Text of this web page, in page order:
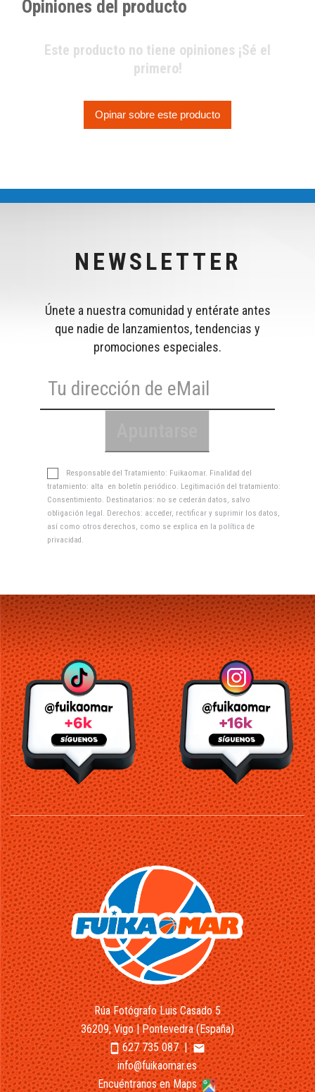
Opiniones del producto
Este producto no tiene opiniones ¡Sé el
primero!
Opinar sobre este producto
NEWSLETTER
Únete a nuestra comunidad y entérate antes
que nadie de lanzamientos, tendencias y
promociones especiales.
Responsable del Tratamiento: Fuikaomar. Finalidad del
tratamiento: alta en boletín periódico. Legitimación del tratamiento:
Consentimiento. Destinatarios: no se cederán datos, salvo
obligación legal. Derechos: acceder, rectificar y suprimir los datos,
así como otros derechos, como se explica en la política de
privacidad .
Rúa Fotógrafo Luis Casado 5
36209, Vigo | Pontevedra (España)
smartphone627 735 087|email
info@fuikaomar.es
Encuéntranos en Maps